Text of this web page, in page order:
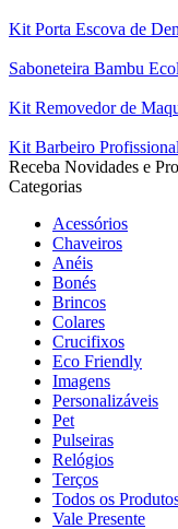
Kit Porta Escova de
Saboneteira Bambu
Kit Removedor de
Kit Barbeiro
Receba Novidades e
Categorias
Acessórios
Chaveiros
Anéis
Bonés
Brincos
Colares
Crucifixos
Eco Friendly
Imagens
Personalizáveis
Pet
Pulseiras
Relógios
Terços
Todos os
Vale Presente